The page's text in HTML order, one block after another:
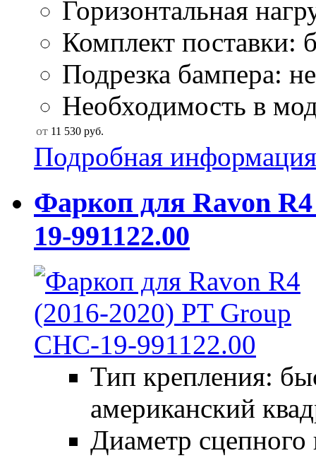
Горизонтальная
Комплект поставки:
Подрезка бампера:
Необходимость в
от 11 530 руб.
Подробная информация
Фаркоп для Ravon
19-991122.00
Тип крепления:
американский
Диаметр